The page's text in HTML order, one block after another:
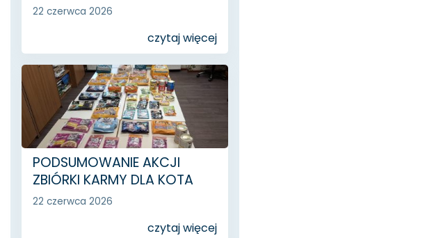
22 czerwca 2026
czytaj więcej
PODSUMOWANIE AKCJI
ZBIÓRKI KARMY DLA KOTA
22 czerwca 2026
czytaj więcej